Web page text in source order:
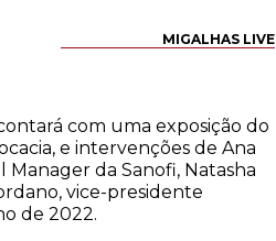
MIGALHAS LIVE
com uma exposição do
e intervenções de Ana
da Sanofi, Natasha
vice-presidente
de 2022.